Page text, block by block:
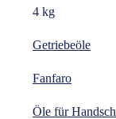
4 kg
Getriebeöle
Fanfaro
Öle für